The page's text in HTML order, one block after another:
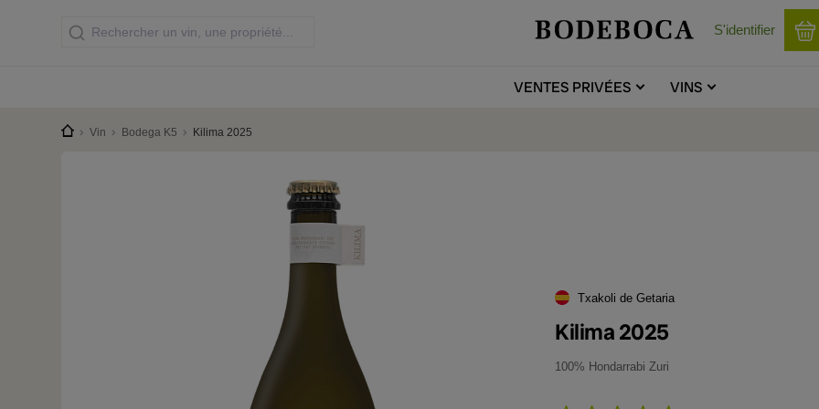
S'identifier
VENTES PRIVÉES VINS
Vin Bodega K5 Kilima 2025
Txakoli de Getaria
Kilima 2025
100% Hondarrabi Zuri